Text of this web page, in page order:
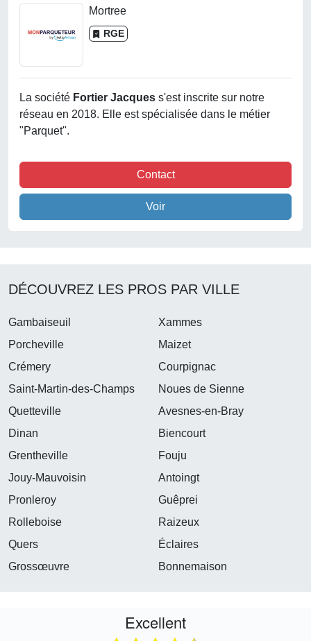
Mortree
RGE
La société Fortier Jacques s'est inscrite sur notre
réseau en 2018. Elle est spécialisée dans le métier
"Parquet".
Contact
Voir
DÉCOUVREZ LES PROS PAR VILLE
Gambaiseuil
Xammes
Porcheville
Maizet
Crémery
Courpignac
Saint-Martin-des-Champs
Noues de Sienne
Quetteville
Avesnes-en-Bray
Dinan
Biencourt
Grentheville
Fouju
Jouy-Mauvoisin
Antoingt
Pronleroy
Guêprei
Rolleboise
Raizeux
Quers
Éclaires
Grossœuvre
Bonnemaison
Excellent